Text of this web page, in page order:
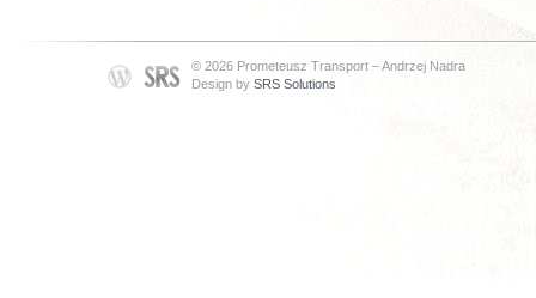
© 2026 Prometeusz Transport – Andrzej Nadra
Design by SRS Solutions